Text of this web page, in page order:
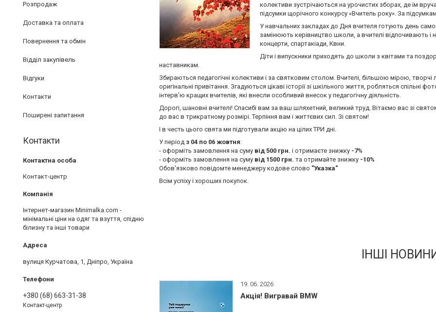
колективи зустрічаються на урочистих зборах, де їм
підсумки щорічного конкурсу «Вчитель року». За
У навчальних закладах до Дня вчителя готують день
замінюють керівництво школи, а вчителі відпочивають
концерти, спартакіади, Квни.
Діти і випускники приходять до школи з квітами та
наставникам.
Збираються педагогічні колективи і за святковим столом. Вчителі, більшою мірою,
оригінальні привітання. Згадуються цікаві історії зі шкільного життя, робляться
інтерв'ю кращих вчителів, які внесли особливий внесок у педагогічну діяльність.
Дорогі, шановні вчителі! Спасибі вам за ваш шляхетний, великий труд. Вітаємо вас зі
до вас в трикратному розмірі. Терпіння вам і життєвих сил. Зі святом!
І в честь цього свята ми підготували акцію на цілих ТРИ дні.
У період з 04 по 06 жовтня:
- оформіть замовлення на суму від 500 грн. і отримаєте знижку -7%
- оформіть замовлення на суму від 1500 грн. та отримайте знижку -10%
Обов'язково повідомте менеджеру кодове слово "Указка"
Всім успіху і хороших покупок.
ІНШІ
19. 06. 2026
Акція! Вигравай BMW
Розпродаж
Доставка та оплата
Повернення та обмін
Відділ закупівель
Відгуки
Контакти
Поширені запитання
Контакти
Контакт-центр
Інтернет-магазин Minimalka.com -
мінімальні ціни на одяг та взуття, спідню
білизну та інші товари
вулиця Курчатова, 1, Дніпро, Україна
+380 (68) 663-31-38
Контакт-центр